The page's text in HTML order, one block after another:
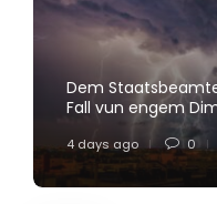
Dem
Fall vun engem
4 days ago 0